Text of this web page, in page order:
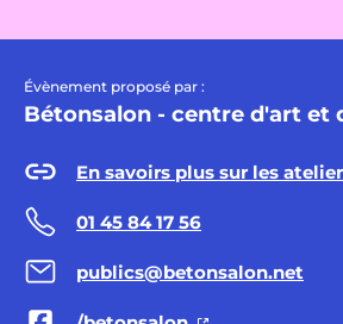
Évènement proposé par :
Bétonsalon - centre d'art et
01 45 84 17 56
publics@betonsalon.net